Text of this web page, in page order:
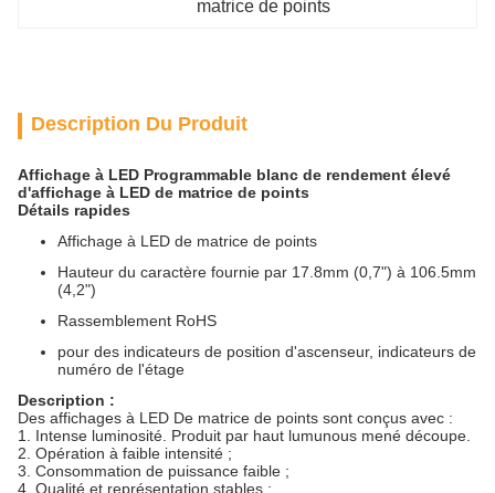
matrice de points
Description Du Produit
Affichage à LED Programmable blanc de rendement élevé
d'affichage à LED de matrice de points
Détails rapides
Affichage à LED de matrice de points
Hauteur du caractère fournie par 17.8mm (0,7") à 106.5mm
(4,2")
Rassemblement RoHS
pour des indicateurs de position d'ascenseur, indicateurs de
numéro de l'étage
Description :
Des affichages à LED De matrice de points sont conçus avec :
1. Intense luminosité. Produit par haut lumunous mené découpe.
2. Opération à faible intensité ;
3. Consommation de puissance faible ;
4. Qualité et représentation stables ;